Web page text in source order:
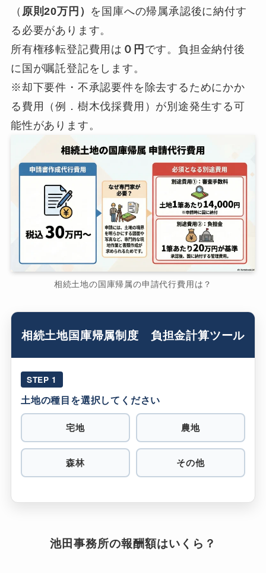
（ 原則20万円） を国庫への帰属承認後に納付す
る必要があります。
所有権移転登記費用は ０円 です。負担金納付後
に国が嘱託登記をします。
※却下要件・不承認要件を除去するためにかか
る費用（例．樹木伐採費用）が別途発生する可
能性があります。
相続土地の国庫帰属の申請代行費用は？
相続土地国庫帰属制度 負担金計算ツール
STEP 1
土地の種目を選択してください
宅地 農地
森林 その他
池田事務所の報酬額はいくら？